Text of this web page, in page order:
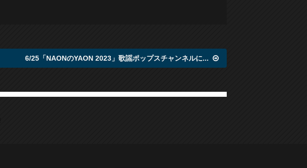
6/25「NAONのYAON 2023」歌謡ポップスチャンネルに...